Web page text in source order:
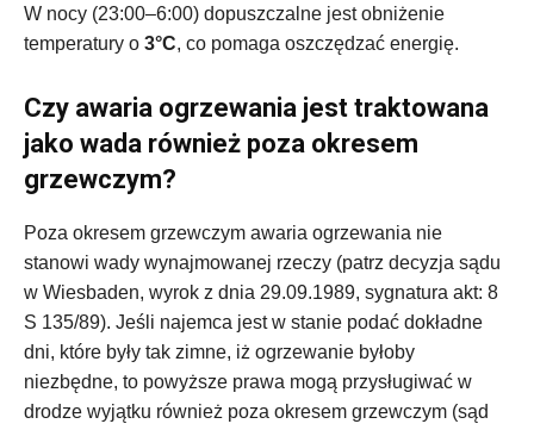
W nocy (23:00–6:00) dopuszczalne jest obniżenie
temperatury o 3°C, co pomaga oszczędzać energię.
Czy awaria ogrzewania jest traktowana
jako wada również poza okresem
grzewczym?
Poza okresem grzewczym awaria ogrzewania nie
stanowi wady wynajmowanej rzeczy (patrz decyzja sądu
w Wiesbaden, wyrok z dnia 29.09.1989, sygnatura akt: 8
S 135/89). Jeśli najemca jest w stanie podać dokładne
dni, które były tak zimne, iż ogrzewanie byłoby
niezbędne, to powyższe prawa mogą przysługiwać w
drodze wyjątku również poza okresem grzewczym (sąd